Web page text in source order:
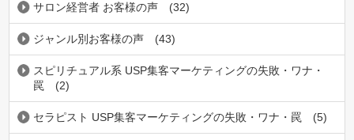
サロン経営者 お客様の声 (32)
ジャンル別お客様の声 (43)
スピリチュアル系 USP集客マーケティングの失敗・ワナ・
罠
(2)
セラピスト USP集客マーケティングの失敗・ワナ・罠 (5)